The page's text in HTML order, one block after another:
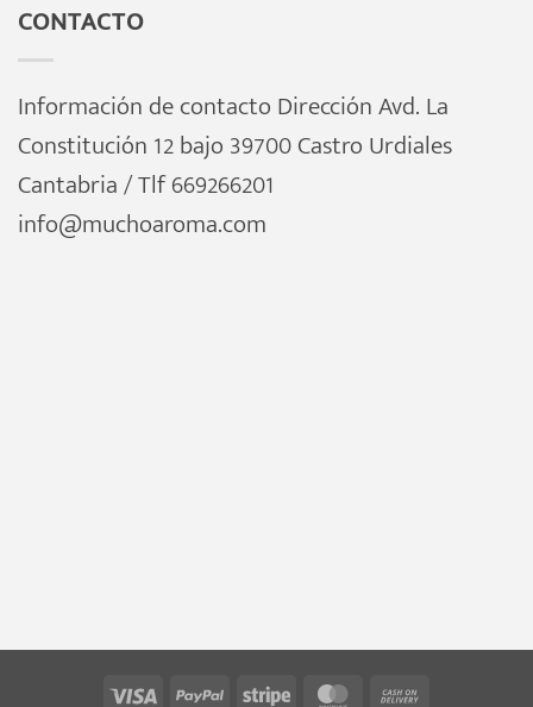
CONTACTO
Información de contacto Dirección Avd. La
Constitución 12 bajo 39700 Castro Urdiales
Cantabria / Tlf 669266201
info@muchoaroma.com
Visa PayPalStripe MasterCard